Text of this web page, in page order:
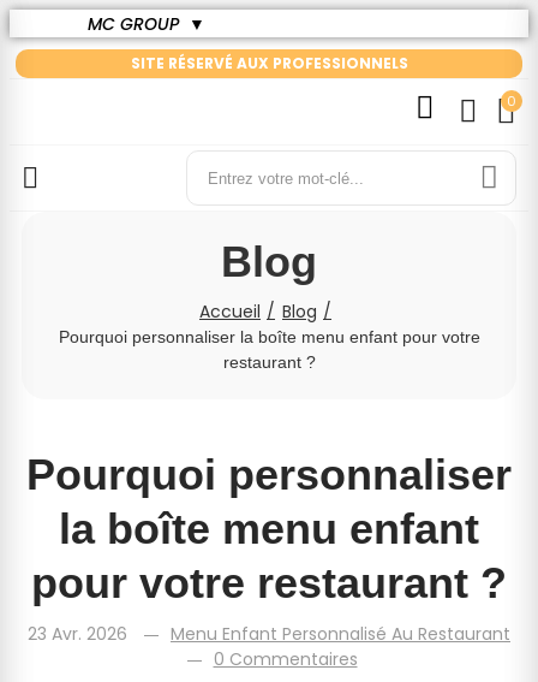
MC GROUP ▼
SITE RÉSERVÉ AUX PROFESSIONNELS
0
Blog
Accueil Blog
Pourquoi personnaliser la boîte menu enfant pour votre
restaurant ?
Pourquoi personnaliser
la boîte menu enfant
pour votre restaurant ?
23 Avr. 2026
Menu Enfant Personnalisé Au Restaurant
0 Commentaires